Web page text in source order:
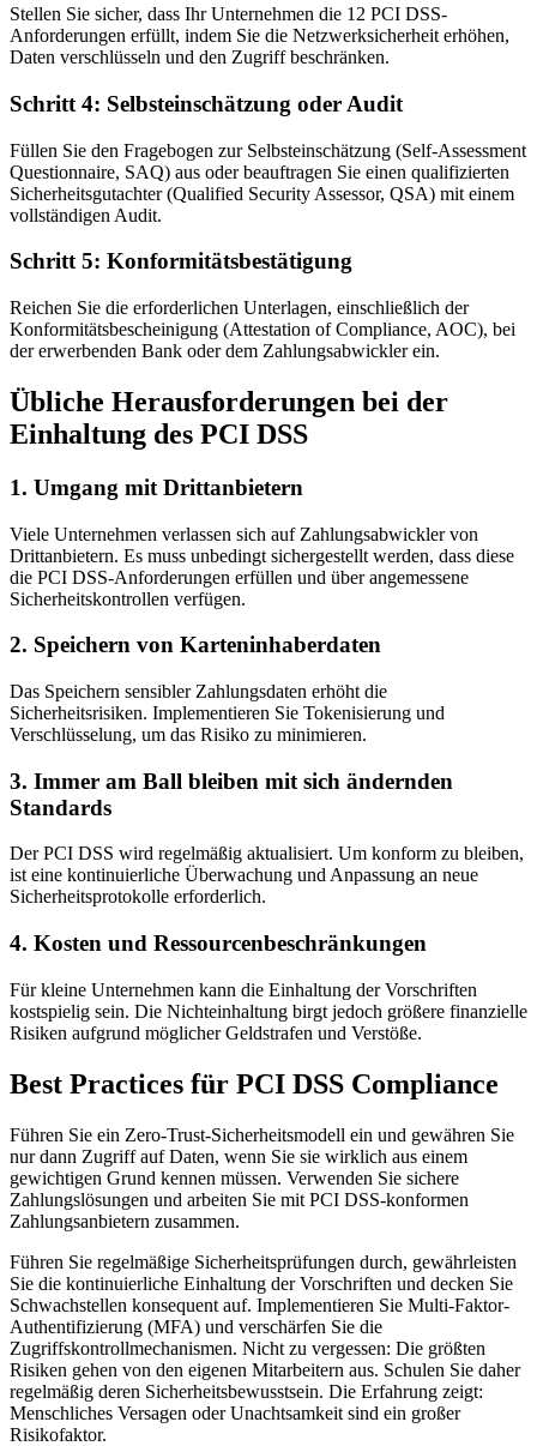
Stellen Sie sicher, dass Ihr Unternehmen die 12 PCI DSS-
Anforderungen erfüllt, indem Sie die Netzwerksicherheit erhöhen,
Daten verschlüsseln und den Zugriff beschränken.
Schritt 4: Selbsteinschätzung oder Audit
Füllen Sie den Fragebogen zur Selbsteinschätzung (Self-Assessment
Questionnaire, SAQ) aus oder beauftragen Sie einen qualifizierten
Sicherheitsgutachter (Qualified Security Assessor, QSA) mit einem
vollständigen Audit.
Schritt 5: Konformitätsbestätigung
Reichen Sie die erforderlichen Unterlagen, einschließlich der
Konformitätsbescheinigung (Attestation of Compliance, AOC), bei
der erwerbenden Bank oder dem Zahlungsabwickler ein.
Übliche Herausforderungen bei der
Einhaltung des PCI DSS
1. Umgang mit Drittanbietern
Viele Unternehmen verlassen sich auf Zahlungsabwickler von
Drittanbietern. Es muss unbedingt sichergestellt werden, dass diese
die PCI DSS-Anforderungen erfüllen und über angemessene
Sicherheitskontrollen verfügen.
2. Speichern von Karteninhaberdaten
Das Speichern sensibler Zahlungsdaten erhöht die
Sicherheitsrisiken. Implementieren Sie Tokenisierung und
Verschlüsselung, um das Risiko zu minimieren.
3. Immer am Ball bleiben mit sich ändernden
Standards
Der PCI DSS wird regelmäßig aktualisiert. Um konform zu bleiben,
ist eine kontinuierliche Überwachung und Anpassung an neue
Sicherheitsprotokolle erforderlich.
4. Kosten und Ressourcenbeschränkungen
Für kleine Unternehmen kann die Einhaltung der Vorschriften
kostspielig sein. Die Nichteinhaltung birgt jedoch größere finanzielle
Risiken aufgrund möglicher Geldstrafen und Verstöße.
Best Practices für PCI DSS Compliance
Führen Sie ein Zero-Trust-Sicherheitsmodell ein und gewähren Sie
nur dann Zugriff auf Daten, wenn Sie sie wirklich aus einem
gewichtigen Grund kennen müssen. Verwenden Sie sichere
Zahlungslösungen und arbeiten Sie mit PCI DSS-konformen
Zahlungsanbietern zusammen.
Führen Sie regelmäßige Sicherheitsprüfungen durch, gewährleisten
Sie die kontinuierliche Einhaltung der Vorschriften und decken Sie
Schwachstellen konsequent auf. Implementieren Sie Multi-Faktor-
Authentifizierung (MFA) und verschärfen Sie die
Zugriffskontrollmechanismen. Nicht zu vergessen: Die größten
Risiken gehen von den eigenen Mitarbeitern aus. Schulen Sie daher
regelmäßig deren Sicherheitsbewusstsein. Die Erfahrung zeigt:
Menschliches Versagen oder Unachtsamkeit sind ein großer
Risikofaktor.